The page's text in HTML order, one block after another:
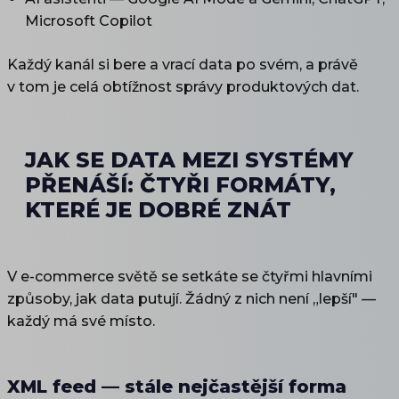
Microsoft Copilot
Každý kanál si bere a vrací data po svém, a právě
v tom je celá obtížnost správy produktových dat.
JAK SE DATA MEZI SYSTÉMY
PŘENÁŠÍ: ČTYŘI FORMÁTY,
KTERÉ JE DOBRÉ ZNÁT
V e-commerce světě se setkáte se čtyřmi hlavními
způsoby, jak data putují. Žádný z nich není „lepší" —
každý má své místo.
XML feed — stále nejčastější forma